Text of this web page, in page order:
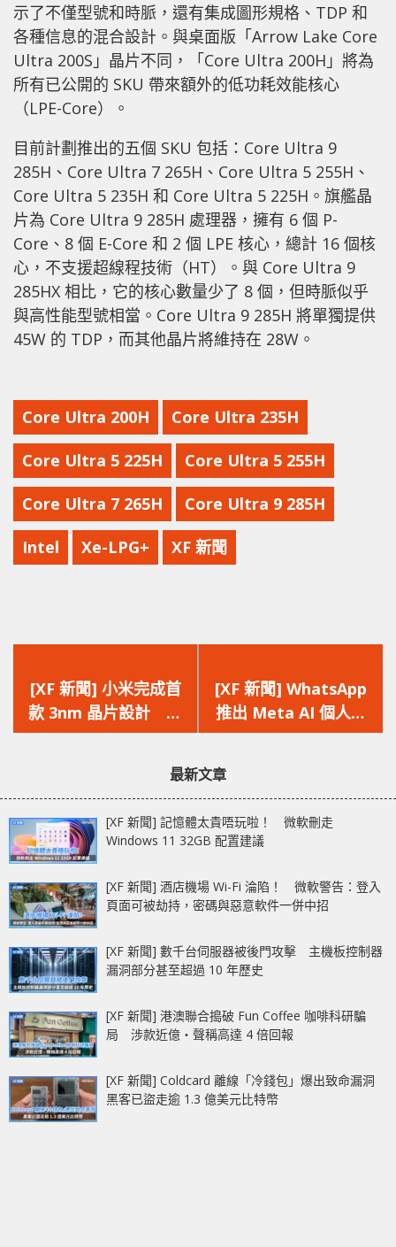
示了不僅型號和時脈，還有集成圖形規格、TDP 和
各種信息的混合設計。與桌面版「Arrow Lake Core
Ultra 200S」晶片不同，「Core Ultra 200H」將為
所有已公開的 SKU 帶來額外的低功耗效能核心
（LPE-Core）。
目前計劃推出的五個 SKU 包括：Core Ultra 9
285H、Core Ultra 7 265H、Core Ultra 5 255H、
Core Ultra 5 235H 和 Core Ultra 5 225H。旗艦晶
片為 Core Ultra 9 285H 處理器，擁有 6 個 P-
Core、8 個 E-Core 和 2 個 LPE 核心，總計 16 個核
心，不支援超線程技術（HT）。與 Core Ultra 9
285HX 相比，它的核心數量少了 8 個，但時脈似乎
與高性能型號相當。Core Ultra 9 285H 將單獨提供
45W 的 TDP，而其他晶片將維持在 28W。
Core Ultra 200H Core Ultra 235H
Core Ultra 5 225H Core Ultra 5 255H
Core Ultra 7 265H Core Ultra 9 285H
Intel Xe-LPG+ XF 新聞
一
篇
文
[XF 新聞] 小米完成首
款 3nm 晶片設計 有
望 2025 年上半年推出
一
篇
文
[XF 新聞] WhatsApp
推出 Meta AI 個人助
理 無需離開 APP 可
最新文章
[XF 新聞] 記憶體太貴唔玩啦！ 微軟刪走
Windows 11 32GB 配置建議
[XF 新聞] 酒店機場 Wi-Fi 淪陷！ 微軟警告：登入
頁面可被劫持，密碼與惡意軟件一併中招
[XF 新聞] 數千台伺服器被後門攻擊 主機板控制器
漏洞部分甚至超過 10 年歷史
[XF 新聞] 港澳聯合搗破 Fun Coffee 咖啡科研騙
局 涉款近億‧聲稱高達 4 倍回報
[XF 新聞] Coldcard 離線「冷錢包」爆出致命漏洞
黑客已盜走逾 1.3 億美元比特幣